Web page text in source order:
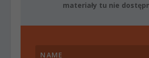
materiały tu nie